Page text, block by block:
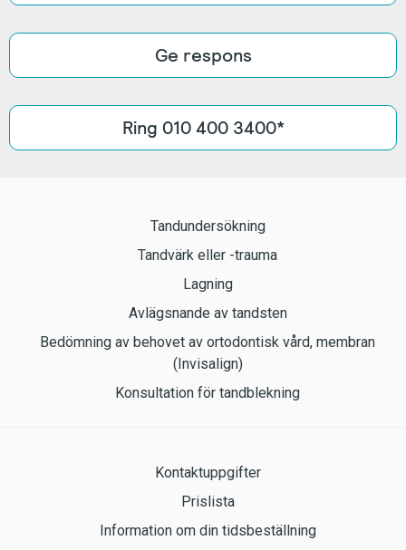
Ge respons
Ring 010 400 3400*
Tandundersökning
Tandvärk eller -trauma
Lagning
Avlägsnande av tandsten
Bedömning av behovet av ortodontisk vård, membran
(Invisalign)
Konsultation för tandblekning
Kontaktuppgifter
Prislista
Information om din tidsbeställning